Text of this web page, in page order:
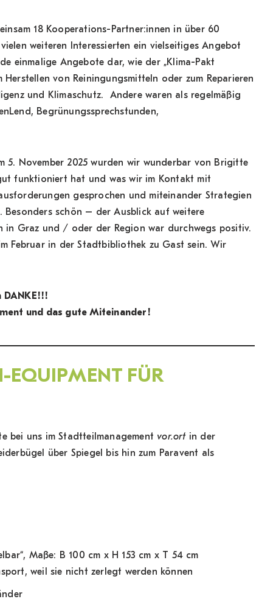
18 Kooperations-Partner:innen in über 60
weiteren Interessierten ein vielseitiges Angebot
einmalige Angebote dar, wie der „Klima-Pakt
Herstellen von Reiningungsmitteln oder zum Reparieren
und Klimaschutz. Andere waren als regelmäßig
Begrünungssprechstunden,
5. November 2025 wurden wir wunderbar von Brigitte
funktioniert hat und was wir im Kontakt mit
gesprochen und miteinander Strategien
schön – der Ausblick auf weitere
in Graz und / oder der Region war durchwegs positiv.
Februar in der Stadtbibliothek zu Gast sein. Wir
und das gute Miteinander!
EQUIPMENT FÜR
bei uns im Stadtteilmanagement vor.ortin der
über Spiegel bis hin zum Paravent als
Maße: B 100 cm x H 153 cm x T 54 cm
weil sie nicht zerlegt werden können